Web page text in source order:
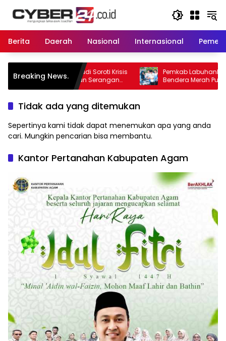
Berita
Daerah Nasional Internasional
Breaking News.
Elviriadi Soroti Krisis
Serangan
Beruang Terhadap
Pemkab Labuhanbatu Bagikan 300
Bendera Merah Putih, Sambut HUT ke-
Kemerdekaan RI
Tidak ada yang ditemukan
Sepertinya kami tidak dapat menemukan apa yang anda
cari. Mungkin pencarian bisa membantu.
Kantor Pertanahan Kabupaten Agam